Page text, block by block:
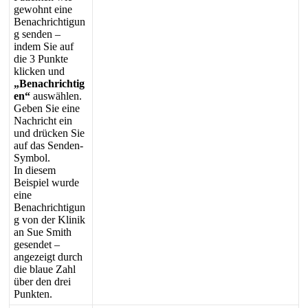
gewohnt eine
Benachrichtigun
g senden –
indem Sie auf
die 3 Punkte
klicken und
„Benachrichtig
en“ auswählen.
Geben Sie eine
Nachricht ein
und drücken Sie
auf das Senden-
Symbol.
In diesem
Beispiel wurde
eine
Benachrichtigun
g von der Klinik
an Sue Smith
gesendet –
angezeigt durch
die blaue Zahl
über den drei
Punkten.